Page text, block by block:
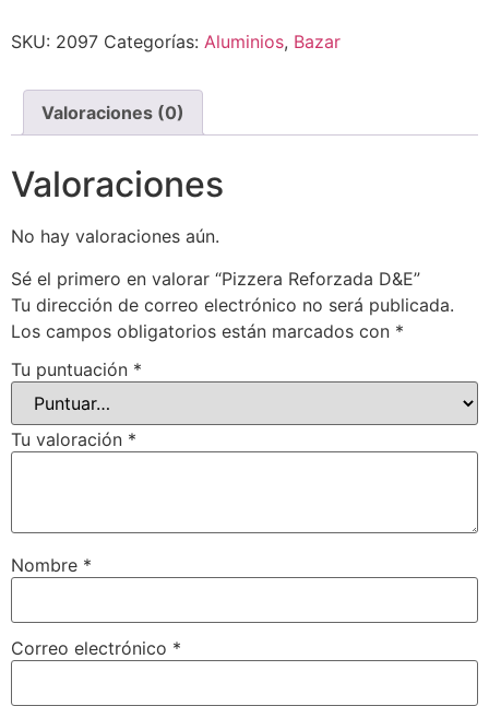
SKU: 2097 Categorías: Aluminios, Bazar
Valoraciones (0)
Valoraciones
No hay valoraciones aún.
Sé el primero en valorar “Pizzera Reforzada D&E”
Tu dirección de correo electrónico no será publicada.
Los campos obligatorios están marcados con *
Tu puntuación *
Tu valoración *
Nombre *
Correo electrónico *